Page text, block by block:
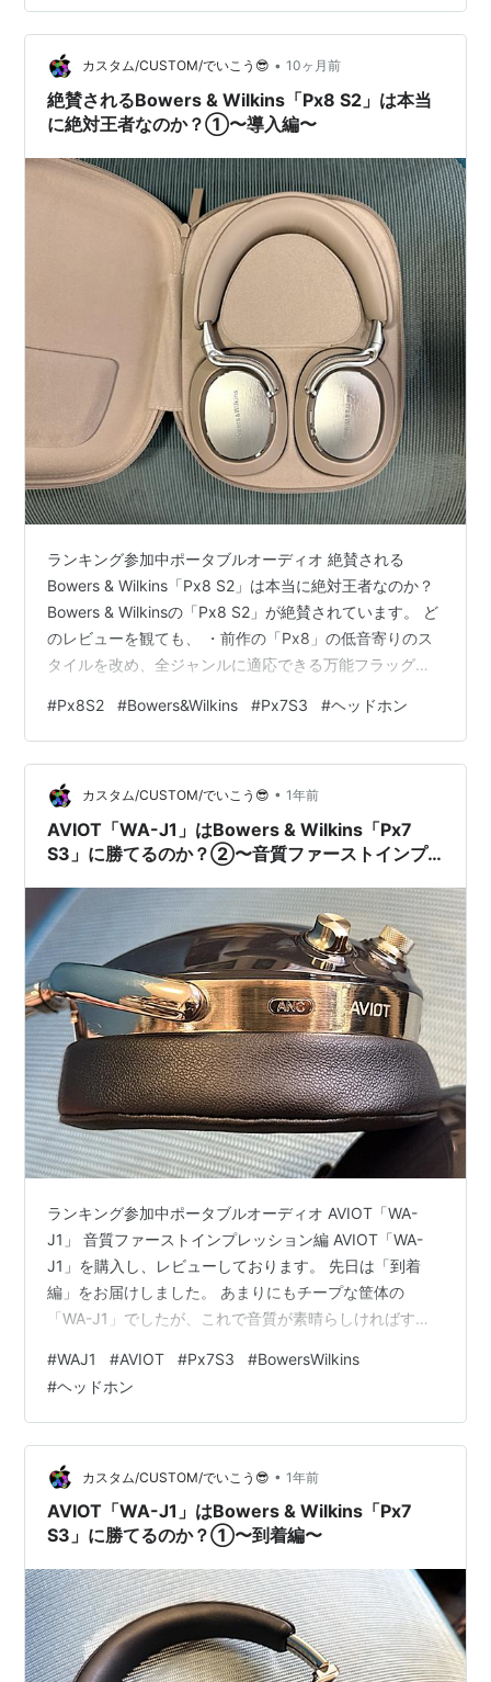
秀…と結論づけています。 この考え方が果たして本当な
のか？ 私も早速、取って出し段階での音質評価をしてみ
たいと思います。 リンク リンク 確かに優秀！ しかしち
らつく「Px7 S3」の影… ☆ま…
カスタム/CUSTOM/でいこう😎 • 10ヶ月前
絶賛されるBowers & Wilkins「Px8 S2」は本当
に絶対王者なのか？①〜導入編〜
ランキング参加中ポータブルオーディオ 絶賛される
Bowers & Wilkins「Px8 S2」は本当に絶対王者なのか？
Bowers & Wilkinsの「Px8 S2」が絶賛されています。 ど
のレビューを観ても、 ・前作の「Px8」の低音寄りのス
タイルを改め、全ジャンルに適応できる万能フラッグシ
ている というものばかり…。 個人的にはそれこそ
「Px8→Px7 S3」というルートを辿っています。 その理
由はこれまでのレビューに書いたとおり…。 「Px8」は
明らかに音の情報量はものすごいものを持っているが、
いかんせん低音に寄りすぎ…。中・…
#Px8S2 #Bowers&Wilkins #Px7S3 #ヘッドホン
カスタム/CUSTOM/でいこう😎 • 1年前
AVIOT「WA-J1」はBowers & Wilkins「Px7
S3」に勝てるのか？②〜音質ファーストインプ
手を出しづらいな…〜
ランキング参加中ポータブルオーディオ AVIOT「WA-
J1」 音質ファーストインプレッション編 AVIOT「WA-
J1」を購入し、レビューしております。 先日は「到着
編」をお届けしました。 あまりにもチープな筐体の
「WA-J1」でしたが、これで音質が素晴らしければすべ
ク もはやAVIOTのハイブリッドには手を出しづらいな…
先日の記事にも書きましたが、「WA-J1」と同様のハイ
ブリッドシステムで構成されたイヤホン「TE-ZX1」につ
いては、DEVIALET「GEMINI II」の勝利…ということで
手放しております。 この「TE-ZX1」に…
#WAJ1 #AVIOT #Px7S3 #BowersWilkins
#ヘッドホン
カスタム/CUSTOM/でいこう😎 • 1年前
AVIOT「WA-J1」はBowers & Wilkins「Px7
S3」に勝てるのか？①〜到着編〜